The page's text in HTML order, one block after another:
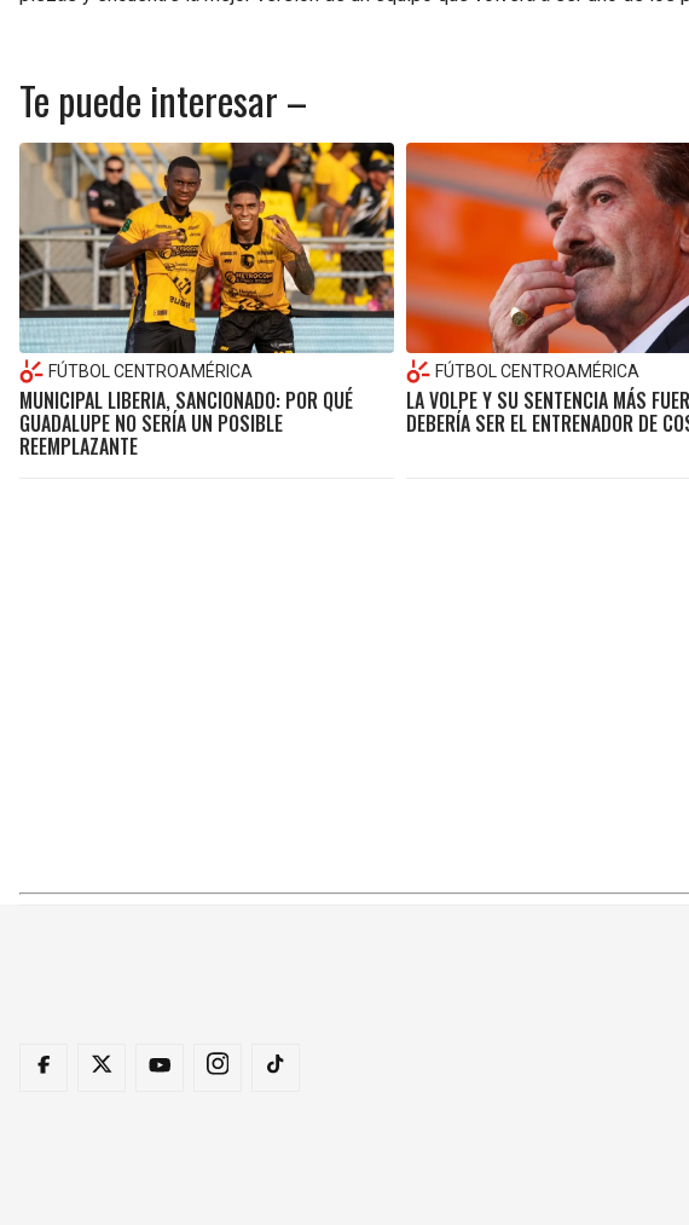
Te puede interesar –
FÚTBOL CENTROAMÉRICA
MUNICIPAL LIBERIA, SANCIONADO: POR QUÉ
GUADALUPE NO SERÍA UN POSIBLE
REEMPLAZANTE
FÚTBOL CENTROAMÉRICA
LA VOLPE Y SU SENTENCIA MÁS
DEBERÍA SER EL ENTRENADOR DE